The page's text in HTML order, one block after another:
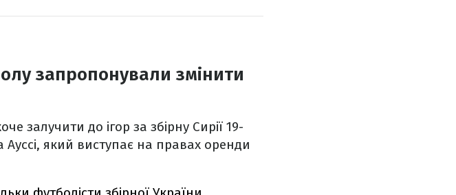
запропонували змінити
залучити до ігор за збірну Сирії 19-
який виступає на правах оренди